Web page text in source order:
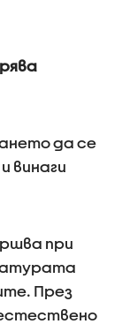
да се
винаги
при
През